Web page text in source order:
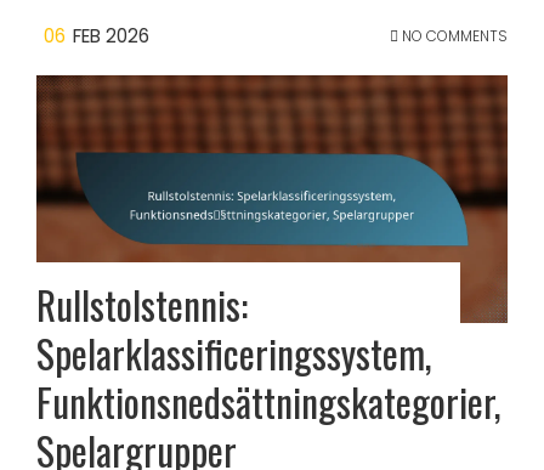
06 FEB 2026 NO COMMENTS
Rullstolstennis:
Spelarklassificeringssystem,
Funktionsnedsättningskategorier,
Spelargrupper